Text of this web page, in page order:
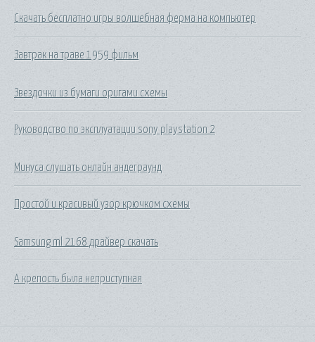
Скачать бесплатно игры волшебная ферма на компьютер
Завтрак на траве 1959 фильм
Звездочки из бумаги оригами схемы
Руководство по эксплуатации sony playstation 2
Минуса слушать онлайн андеграунд
Простой и красивый узор крючком схемы
Samsung ml 2168 драйвер скачать
А крепость была неприступная